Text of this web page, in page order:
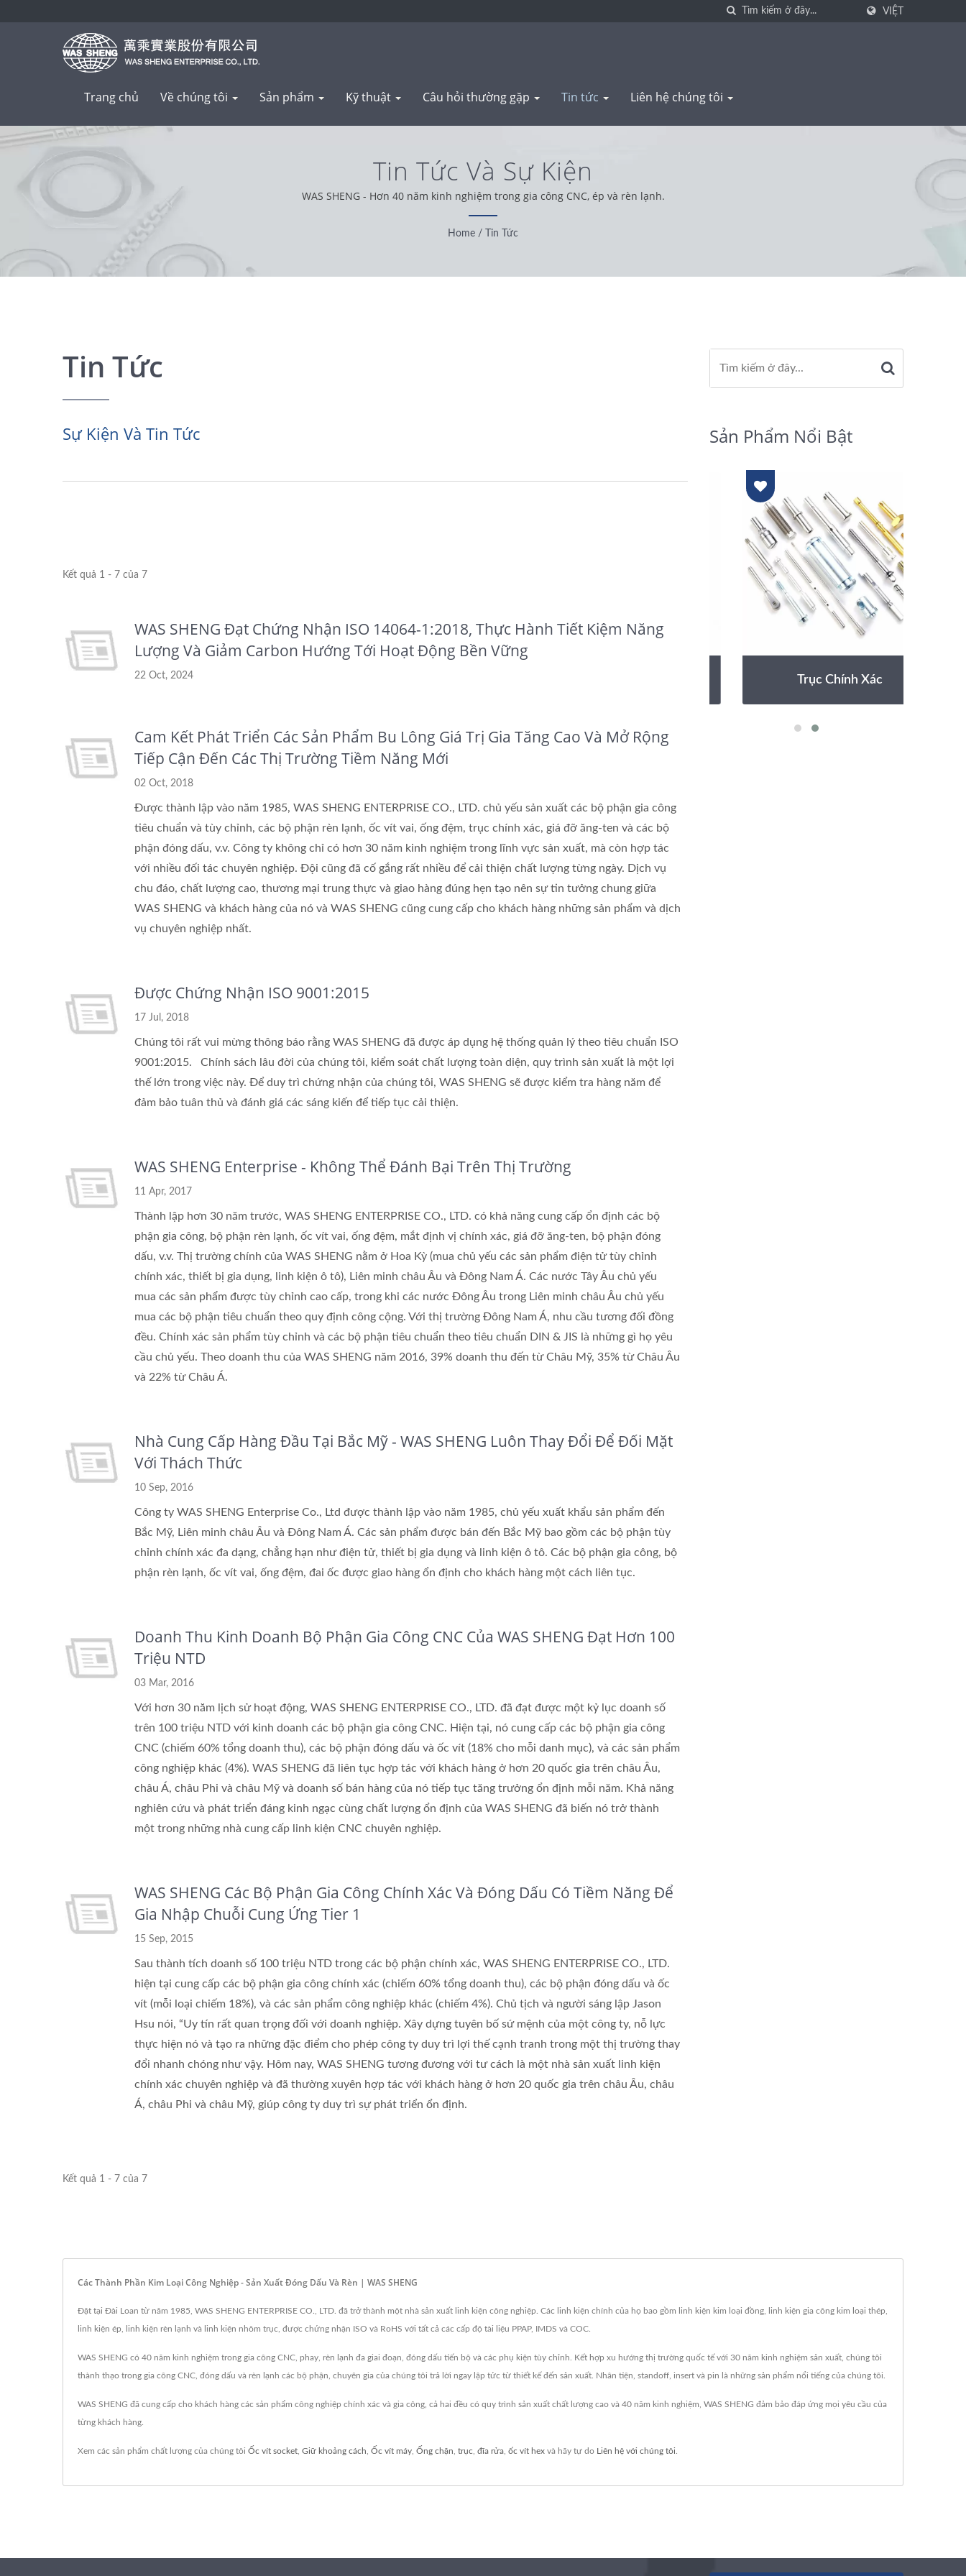
VIỆT
Trang chủ Về chúng tôi Sản phẩm Kỹ thuật Câu hỏi thường gặp Tin tức Liên hệ chúng tôi
Tin Tức Và Sự Kiện
WAS SHENG - Hơn 40 năm kinh nghiệm trong gia công CNC, ép và rèn lạnh.
Home / Tin Tức
Tin Tức
Sự Kiện Và Tin Tức
Kết quả 1 - 7 của 7
WAS SHENG Đạt Chứng Nhận ISO 14064-1:2018, Thực Hành Tiết Kiệm Năng
Lượng Và Giảm Carbon Hướng Tới Hoạt Động Bền Vững
22 Oct, 2024
Cam Kết Phát Triển Các Sản Phẩm Bu Lông Giá Trị Gia Tăng Cao Và Mở Rộng
Tiếp Cận Đến Các Thị Trường Tiềm Năng Mới
02 Oct, 2018
Được thành lập vào năm 1985, WAS SHENG ENTERPRISE CO., LTD. chủ yếu sản xuất các bộ phận gia công
tiêu chuẩn và tùy chỉnh, các bộ phận rèn lạnh, ốc vít vai, ống đệm, trục chính xác, giá đỡ ăng-ten và các bộ
phận đóng dấu, v.v. Công ty không chỉ có hơn 30 năm kinh nghiệm trong lĩnh vực sản xuất, mà còn hợp tác
với nhiều đối tác chuyên nghiệp. Đội cũng đã cố gắng rất nhiều để cải thiện chất lượng từng ngày. Dịch vụ
chu đáo, chất lượng cao, thương mại trung thực và giao hàng đúng hẹn tạo nên sự tin tưởng chung giữa
WAS SHENG và khách hàng của nó và WAS SHENG cũng cung cấp cho khách hàng những sản phẩm và dịch
vụ chuyên nghiệp nhất.
Được Chứng Nhận ISO 9001:2015
17 Jul, 2018
Chúng tôi rất vui mừng thông báo rằng WAS SHENG đã được áp dụng hệ thống quản lý theo tiêu chuẩn ISO
9001:2015. Chính sách lâu đời của chúng tôi, kiểm soát chất lượng toàn diện, quy trình sản xuất là một lợi
thế lớn trong việc này. Để duy trì chứng nhận của chúng tôi, WAS SHENG sẽ được kiểm tra hàng năm để
đảm bảo tuân thủ và đánh giá các sáng kiến để tiếp tục cải thiện.
WAS SHENG Enterprise - Không Thể Đánh Bại Trên Thị Trường
11 Apr, 2017
Thành lập hơn 30 năm trước, WAS SHENG ENTERPRISE CO., LTD. có khả năng cung cấp ổn định các bộ
phận gia công, bộ phận rèn lạnh, ốc vít vai, ống đệm, mắt định vị chính xác, giá đỡ ăng-ten, bộ phận đóng
dấu, v.v. Thị trường chính của WAS SHENG nằm ở Hoa Kỳ (mua chủ yếu các sản phẩm điện tử tùy chỉnh
chính xác, thiết bị gia dụng, linh kiện ô tô), Liên minh châu Âu và Đông Nam Á. Các nước Tây Âu chủ yếu
mua các sản phẩm được tùy chỉnh cao cấp, trong khi các nước Đông Âu trong Liên minh châu Âu chủ yếu
mua các bộ phận tiêu chuẩn theo quy định công cộng. Với thị trường Đông Nam Á, nhu cầu tương đối đồng
đều. Chính xác sản phẩm tùy chỉnh và các bộ phận tiêu chuẩn theo tiêu chuẩn DIN & JIS là những gì họ yêu
cầu chủ yếu. Theo doanh thu của WAS SHENG năm 2016, 39% doanh thu đến từ Châu Mỹ, 35% từ Châu Âu
và 22% từ Châu Á.
Nhà Cung Cấp Hàng Đầu Tại Bắc Mỹ - WAS SHENG Luôn Thay Đổi Để Đối Mặt
Với Thách Thức
10 Sep, 2016
Công ty WAS SHENG Enterprise Co., Ltd được thành lập vào năm 1985, chủ yếu xuất khẩu sản phẩm đến
Bắc Mỹ, Liên minh châu Âu và Đông Nam Á. Các sản phẩm được bán đến Bắc Mỹ bao gồm các bộ phận tùy
chỉnh chính xác đa dạng, chẳng hạn như điện tử, thiết bị gia dụng và linh kiện ô tô. Các bộ phận gia công, bộ
phận rèn lạnh, ốc vít vai, ống đệm, đai ốc được giao hàng ổn định cho khách hàng một cách liên tục.
Doanh Thu Kinh Doanh Bộ Phận Gia Công CNC Của WAS SHENG Đạt Hơn 100
Triệu NTD
03 Mar, 2016
Với hơn 30 năm lịch sử hoạt động, WAS SHENG ENTERPRISE CO., LTD. đã đạt được một kỷ lục doanh số
trên 100 triệu NTD với kinh doanh các bộ phận gia công CNC. Hiện tại, nó cung cấp các bộ phận gia công
CNC (chiếm 60% tổng doanh thu), các bộ phận đóng dấu và ốc vít (18% cho mỗi danh mục), và các sản phẩm
công nghiệp khác (4%). WAS SHENG đã liên tục hợp tác với khách hàng ở hơn 20 quốc gia trên châu Âu,
châu Á, châu Phi và châu Mỹ và doanh số bán hàng của nó tiếp tục tăng trưởng ổn định mỗi năm. Khả năng
nghiên cứu và phát triển đáng kinh ngạc cùng chất lượng ổn định của WAS SHENG đã biến nó trở thành
một trong những nhà cung cấp linh kiện CNC chuyên nghiệp.
WAS SHENG Các Bộ Phận Gia Công Chính Xác Và Đóng Dấu Có Tiềm Năng Để
Gia Nhập Chuỗi Cung Ứng Tier 1
15 Sep, 2015
Sau thành tích doanh số 100 triệu NTD trong các bộ phận chính xác, WAS SHENG ENTERPRISE CO., LTD.
hiện tại cung cấp các bộ phận gia công chính xác (chiếm 60% tổng doanh thu), các bộ phận đóng dấu và ốc
vít (mỗi loại chiếm 18%), và các sản phẩm công nghiệp khác (chiếm 4%). Chủ tịch và người sáng lập Jason
Hsu nói, “Uy tín rất quan trọng đối với doanh nghiệp. Xây dựng tuyên bố sứ mệnh của một công ty, nỗ lực
thực hiện nó và tạo ra những đặc điểm cho phép công ty duy trì lợi thế cạnh tranh trong một thị trường thay
đổi nhanh chóng như vậy. Hôm nay, WAS SHENG tương đương với tư cách là một nhà sản xuất linh kiện
chính xác chuyên nghiệp và đã thường xuyên hợp tác với khách hàng ở hơn 20 quốc gia trên châu Âu, châu
Á, châu Phi và châu Mỹ, giúp công ty duy trì sự phát triển ổn định.
Kết quả 1 - 7 của 7
Sản Phẩm Nổi Bật
Đồ Đồng Chèn Trục Chính Xác
Các Thành Phần Kim Loại Công Nghiệp - Sản Xuất Đóng Dấu Và Rèn | WAS SHENG
Đặt tại Đài Loan từ năm 1985, WAS SHENG ENTERPRISE CO., LTD. đã trở thành một nhà sản xuất linh kiện công nghiệp. Các linh kiện chính của họ bao gồm linh kiện kim loại đồng, linh kiện gia công kim loại thép,
linh kiện ép, linh kiện rèn lạnh và linh kiện nhôm trục, được chứng nhận ISO và RoHS với tất cả các cấp độ tài liệu PPAP, IMDS và COC.
WAS SHENG có 40 năm kinh nghiệm trong gia công CNC, phay, rèn lạnh đa giai đoạn, đóng dấu tiến bộ và các phụ kiện tùy chỉnh. Kết hợp xu hướng thị trường quốc tế với 30 năm kinh nghiệm sản xuất, chúng tôi
thành thạo trong gia công CNC, đóng dấu và rèn lạnh các bộ phận, chuyên gia của chúng tôi trả lời ngay lập tức từ thiết kế đến sản xuất. Nhân tiện, standoff, insert và pin là những sản phẩm nổi tiếng của chúng tôi.
WAS SHENG đã cung cấp cho khách hàng các sản phẩm công nghiệp chính xác và gia công, cả hai đều có quy trình sản xuất chất lượng cao và 40 năm kinh nghiệm, WAS SHENG đảm bảo đáp ứng mọi yêu cầu của
từng khách hàng.
Xem các sản phẩm chất lượng của chúng tôi Ốc vít socket Giữ khoảng cách Ốc vít máy Ống chặn trục đĩa rửa ốc vít hex và hãy tự do Liên hệ với chúng tôi